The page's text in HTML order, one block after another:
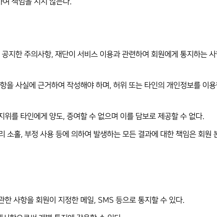
지한 주의사항, 재단이 서비스 이용과 관련하여 회원에게 통지하는
을 사실에 근거하여 작성해야 하며, 허위 또는 타인의 개인정보를 이
를 타인에게 양도, 증여할 수 없으며 이를 담보로 제공할 수 없다.
소홀, 부정 사용 등에 의하여 발생하는 모든 결과에 대한 책임은 회
사항을 회원이 지정한 메일, SMS 등으로 통지할 수 있다.